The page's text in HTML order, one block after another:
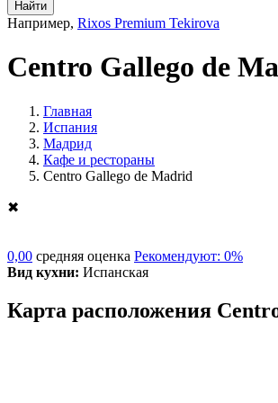
Найти
Например, Rixos Premium Tekirova
Centro Gallego de
Главная
Испания
Мадрид
Кафе и рестораны
Centro Gallego de Madrid
✖
0,00 средняя оценка Рекомендуют: 0%
Вид кухни: Испанская
Карта расположения